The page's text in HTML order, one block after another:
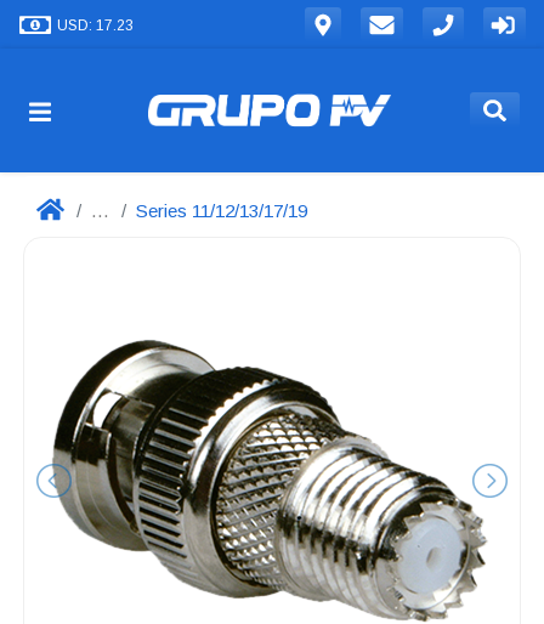
USD: 17.23
... Series 11/12/13/17/19